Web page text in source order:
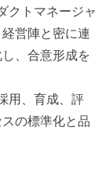
クトマネージャ
営陣と密に連
、合意形成を
用、育成、評
の標準化と品